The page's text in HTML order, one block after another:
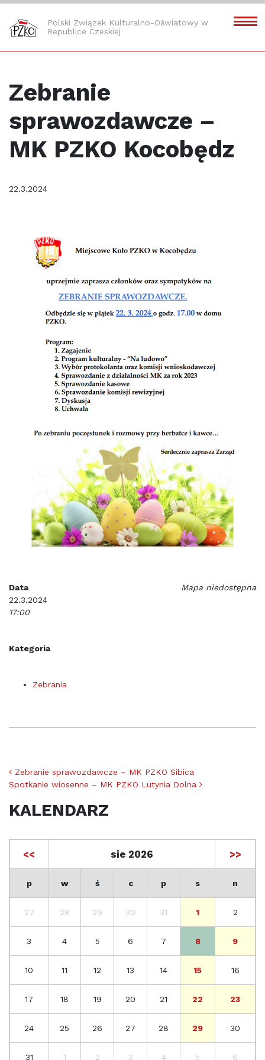
Polski Związek Kulturalno-Oświatowy w
Republice Czeskiej
Zebranie
sprawozdawcze –
MK PZKO Kocobędz
22.3.2024
Mapa niedostępna
Data
22.3.2024
17:00
Kategoria
Zebrania
Nawigacja po artykułach
Zebranie sprawozdawcze – MK PZKO Sibica
Spotkanie wiosenne – MK PZKO Lutynia Dolna
KALENDARZ
<< sie 2026 >>
p w ś c p s n
27 28 29 30 31 1 2
3 4 5 6 7 8 9
10 11 12 13 14 15 16
17 18 19 20 21 22 23
24 25 26 27 28 29 30
31 1 2 3 4 5 6